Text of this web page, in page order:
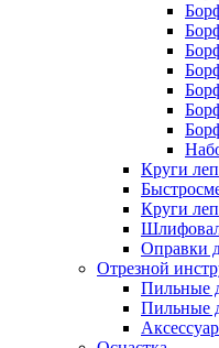
Круги
Круги
Оправки
Отрезной
Пильные
Пильные